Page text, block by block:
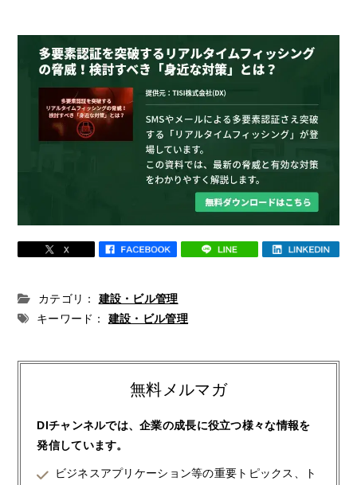
カテゴリ：
建設・ビル管理
キーワード：
建設・ビル管理
無料メルマガ
DIチャンネルでは、企業の成長に役立つ様々な情報を
発信しています。
ビジネスアプリケーション等の重要トピックス、ト